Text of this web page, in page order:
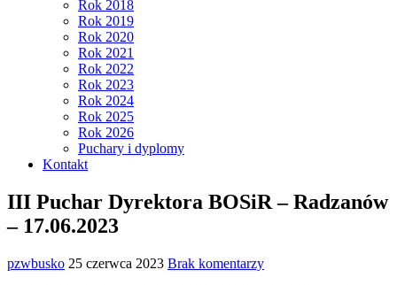
Rok 2018
Rok 2019
Rok 2020
Rok 2021
Rok 2022
Rok 2023
Rok 2024
Rok 2025
Rok 2026
Puchary i dyplomy
Kontakt
III Puchar Dyrektora BOSiR – Radzanów
– 17.06.2023
pzwbusko 25 czerwca 2023 Brak komentarzy